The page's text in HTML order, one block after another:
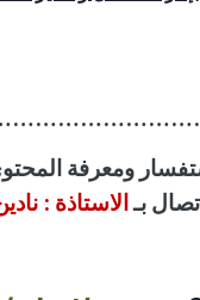
ومعرفة
بـالاستاذة :